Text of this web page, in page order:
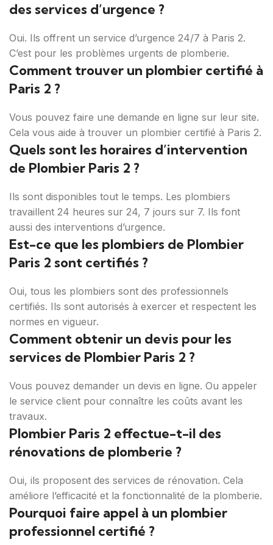
des services d’urgence ?
Oui. Ils offrent un service d’urgence 24/7 à Paris 2.
C’est pour les problèmes urgents de plomberie.
Comment trouver un plombier certifié à
Paris 2 ?
Vous pouvez faire une demande en ligne sur leur site.
Cela vous aide à trouver un plombier certifié à Paris 2.
Quels sont les horaires d’intervention
de Plombier Paris 2 ?
Ils sont disponibles tout le temps. Les plombiers
travaillent 24 heures sur 24, 7 jours sur 7. Ils font
aussi des interventions d’urgence.
Est-ce que les plombiers de Plombier
Paris 2 sont certifiés ?
Oui, tous les plombiers sont des professionnels
certifiés. Ils sont autorisés à exercer et respectent les
normes en vigueur.
Comment obtenir un devis pour les
services de Plombier Paris 2 ?
Vous pouvez demander un devis en ligne. Ou appeler
le service client pour connaître les coûts avant les
travaux.
Plombier Paris 2 effectue-t-il des
rénovations de plomberie ?
Oui, ils proposent des services de rénovation. Cela
améliore l’efficacité et la fonctionnalité de la plomberie.
Pourquoi faire appel à un plombier
professionnel certifié ?